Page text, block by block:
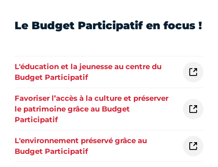
Le Budget Participatif en focus !
L'éducation et la jeunesse au centre du
Budget Participatif
Favoriser l’accès à la culture et préserver
le patrimoine grâce au Budget
Participatif
L'environnement préservé grâce au
Budget Participatif